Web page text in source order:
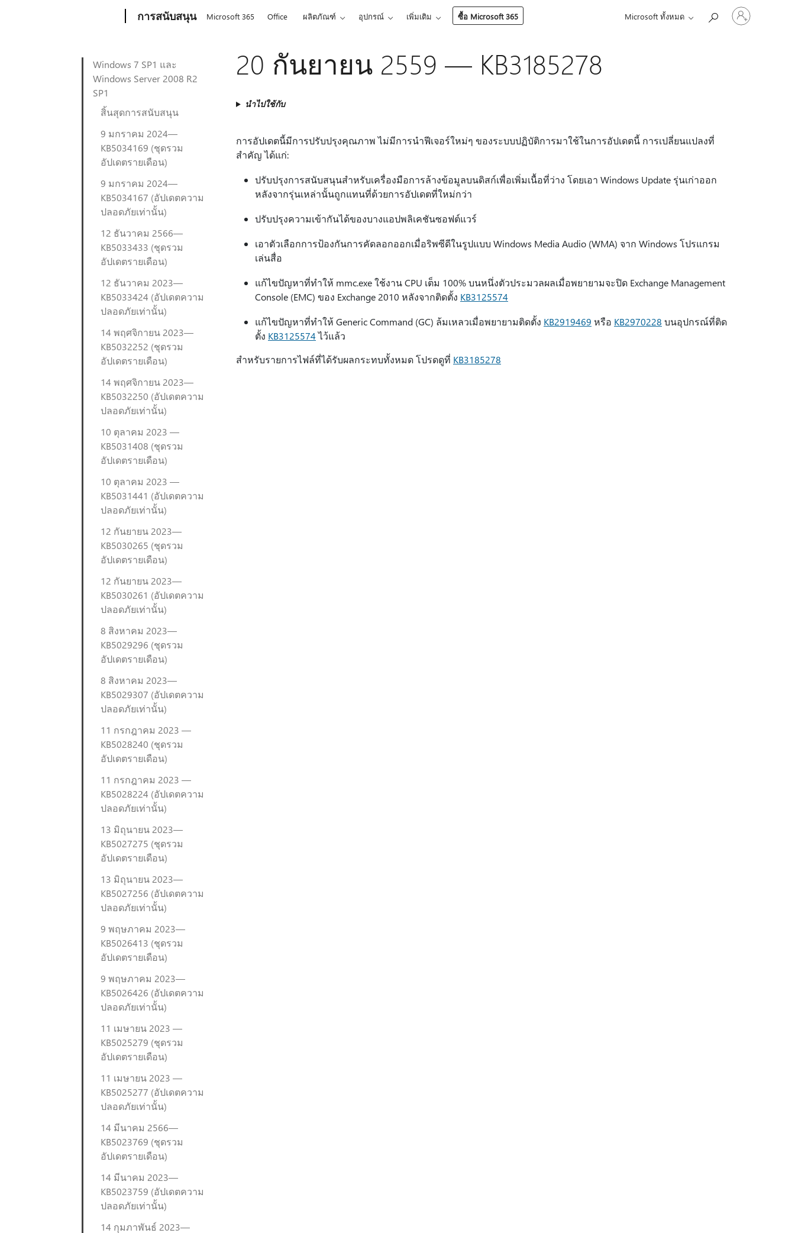
การสนับสนุน Microsoft 365 Office ผลิตภัณฑ์ อุปกรณ์ เพิ่มเติม ซื้อ Microsoft 365 Microsoft ทั้งหมด
ลงชื่อ
เข้า
Windows 7 SP1 และ
Windows Server 2008 R2
SP1
สิ้นสุดการสนับสนุน
9 มกราคม 2024—
KB5034169 (ชุดรวม
อัปเดตรายเดือน)
9 มกราคม 2024—
KB5034167 (อัปเดตความ
ปลอดภัยเท่านั้น)
12 ธันวาคม 2566—
KB5033433 (ชุดรวม
อัปเดตรายเดือน)
12 ธันวาคม 2023—
KB5033424 (อัปเดตความ
ปลอดภัยเท่านั้น)
14 พฤศจิกายน 2023—
KB5032252 (ชุดรวม
อัปเดตรายเดือน)
14 พฤศจิกายน 2023—
KB5032250 (อัปเดตความ
ปลอดภัยเท่านั้น)
10 ตุลาคม 2023 —
KB5031408 (ชุดรวม
อัปเดตรายเดือน)
10 ตุลาคม 2023 —
KB5031441 (อัปเดตความ
ปลอดภัยเท่านั้น)
12 กันยายน 2023—
KB5030265 (ชุดรวม
อัปเดตรายเดือน)
12 กันยายน 2023—
KB5030261 (อัปเดตความ
ปลอดภัยเท่านั้น)
8 สิงหาคม 2023—
KB5029296 (ชุดรวม
อัปเดตรายเดือน)
8 สิงหาคม 2023—
KB5029307 (อัปเดตความ
ปลอดภัยเท่านั้น)
11 กรกฎาคม 2023 —
KB5028240 (ชุดรวม
อัปเดตรายเดือน)
11 กรกฎาคม 2023 —
KB5028224 (อัปเดตความ
ปลอดภัยเท่านั้น)
13 มิถุนายน 2023—
KB5027275 (ชุดรวม
อัปเดตรายเดือน)
13 มิถุนายน 2023—
KB5027256 (อัปเดตความ
ปลอดภัยเท่านั้น)
9 พฤษภาคม 2023—
KB5026413 (ชุดรวม
อัปเดตรายเดือน)
9 พฤษภาคม 2023—
KB5026426 (อัปเดตความ
ปลอดภัยเท่านั้น)
11 เมษายน 2023 —
KB5025279 (ชุดรวม
อัปเดตรายเดือน)
11 เมษายน 2023 —
KB5025277 (อัปเดตความ
ปลอดภัยเท่านั้น)
14 มีนาคม 2566—
KB5023769 (ชุดรวม
อัปเดตรายเดือน)
14 มีนาคม 2023—
KB5023759 (อัปเดตความ
ปลอดภัยเท่านั้น)
14 กุมภาพันธ์ 2023—
20 กันยายน 2559 — KB3185278
นำไปใช้กับ
การอัปเดตนี้มีการปรับปรุงคุณภาพ ไม่มีการนำฟีเจอร์ใหม่ๆ ของระบบปฏิบัติการมาใช้ในการอัปเดตนี้ การเปลี่ยนแปลงที่
สำคัญ ได้แก่:
ปรับปรุงการสนับสนุนสำหรับเครื่องมือการล้างข้อมูลบนดิสก์เพื่อเพิ่มเนื้อที่ว่าง โดยเอา Windows Update รุ่นเก่าออก
หลังจากรุ่นเหล่านั้นถูกแทนที่ด้วยการอัปเดตที่ใหม่กว่า
ปรับปรุงความเข้ากันได้ของบางแอปพลิเคชันซอฟต์แวร์
เอาตัวเลือกการป้องกันการคัดลอกออกเมื่อริพซีดีในรูปแบบ Windows Media Audio (WMA) จาก Windows โปรแกรม
เล่นสื่อ
แก้ไขปัญหาที่ทำให้ mmc.exe ใช้งาน CPU เต็ม 100% บนหนึ่งตัวประมวลผลเมื่อพยายามจะปิด Exchange Management
Console (EMC) ของ Exchange 2010 หลังจากติดตั้ง KB3125574
แก้ไขปัญหาที่ทําให้ Generic Command (GC) ล้มเหลวเมื่อพยายามติดตั้ง KB2919469 หรือ KB2970228 บนอุปกรณ์ที่ติด
ตั้ง KB3125574ไว้แล้ว
สำหรับรายการไฟล์ที่ได้รับผลกระทบทั้งหมด โปรดดูที่ KB3185278